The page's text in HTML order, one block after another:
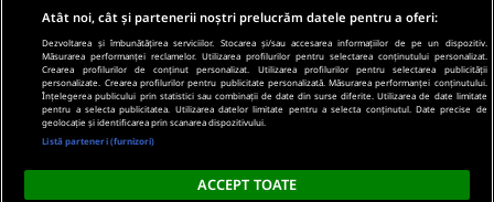
Atât noi, cât și partenerii noștri prelucrăm datele pentru a oferi:
Dezvoltarea și îmbunătățirea serviciilor. Stocarea și/sau accesarea informațiilor de pe un dispozitiv.
Măsurarea performanței reclamelor. Utilizarea profilurilor pentru selectarea conținutului personalizat.
Crearea profilurilor de conținut personalizat. Utilizarea profilurilor pentru selectarea publicității
personalizate. Crearea profilurilor pentru publicitate personalizată. Măsurarea performanței conținutului.
Înțelegerea publicului prin statistici sau combinații de date din surse diferite. Utilizarea de date limitate
pentru a selecta publicitatea. Utilizarea datelor limitate pentru a selecta conținutul. Date precise de
geolocație și identificarea prin scanarea dispozitivului.
Listă parteneri (furnizori)
ACCEPT TOATE